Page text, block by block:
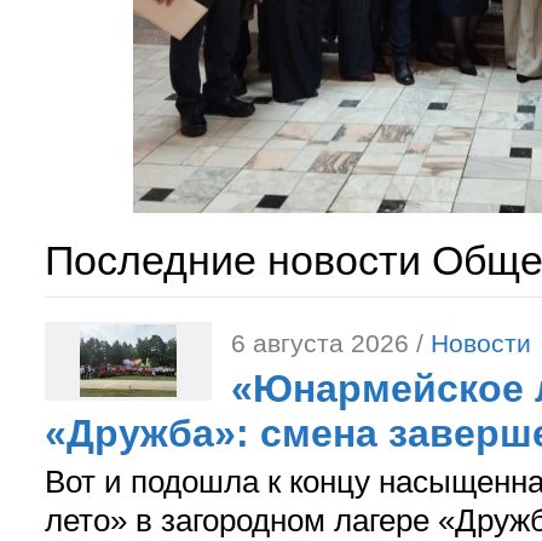
Последние новости
6 августа 2026 / Новости
«Юнармейское
«Дружба»: смена
Вот и подошла к концу
лето» в загородном лагере